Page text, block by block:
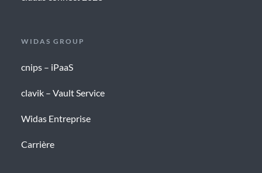
WIDAS GROUP
cnips – iPaaS
clavik – Vault Service
Widas Entreprise
Carrière